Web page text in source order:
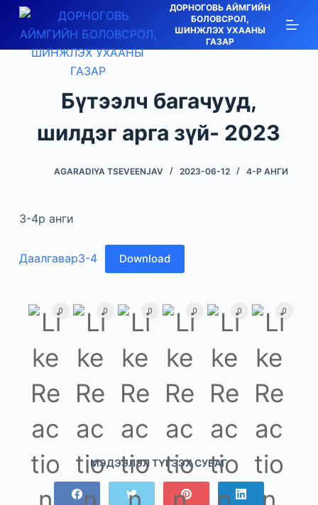
S
k
i
n
ДОРНОГОВЬ АЙМГИЙН
БОЛОВСРОЛ,
ШИНЖЛЭХ УХААНЫ
ГАЗАР
Бүтээлч багачууд,
шилдэг арга зүй- 2023
AGARADIYA TSEVEENJAV 2023-06-12 4-Р АНГИ
3-4р анги
Даалгавар3-4 Download
0 0 0 0 0 0
МЭДЭЭЛЭЛ ТҮГЭЭХ СУВАГ